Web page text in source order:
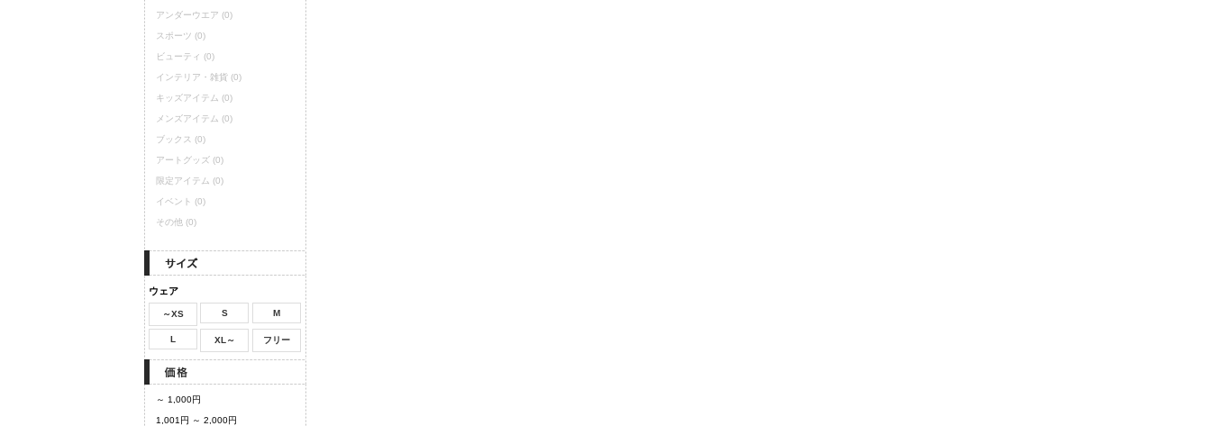
アンダーウエア (0)
スポーツ (0)
ビューティ (0)
インテリア・雑貨 (0)
キッズアイテム (0)
メンズアイテム (0)
ブックス (0)
アートグッズ (0)
限定アイテム (0)
イベント (0)
その他 (0)
ウェア
～XS S M
L XL～ フリー
～ 1,000円
1,001円 ～ 2,000円